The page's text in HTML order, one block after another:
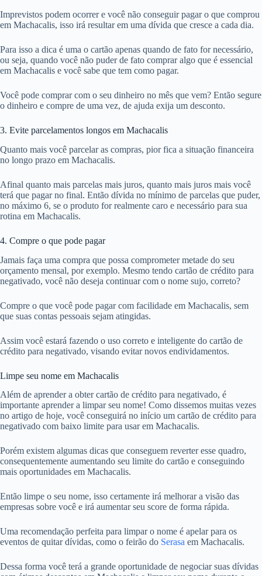
Imprevistos podem ocorrer e você não conseguir pagar o que comprou
em Machacalis, isso irá resultar em uma dívida que cresce a cada dia.
Para isso a dica é uma o cartão apenas quando de fato for necessário,
ou seja, quando você não puder de fato comprar algo que é essencial
em Machacalis e você sabe que tem como pagar.
Você pode comprar com o seu dinheiro no mês que vem? Então segure
o dinheiro e compre de uma vez, de ajuda exija um desconto.
3. Evite parcelamentos longos em Machacalis
Quanto mais você parcelar as compras, pior fica a situação financeira
no longo prazo em Machacalis.
Afinal quanto mais parcelas mais juros, quanto mais juros mais você
terá que pagar no final. Então dívida no mínimo de parcelas que puder,
no máximo 6, se o produto for realmente caro e necessário para sua
rotina em Machacalis.
4. Compre o que pode pagar
Jamais faça uma compra que possa comprometer metade do seu
orçamento mensal, por exemplo. Mesmo tendo cartão de crédito para
negativado, você não deseja continuar com o nome sujo, correto?
Compre o que você pode pagar com facilidade em Machacalis, sem
que suas contas pessoais sejam atingidas.
Assim você estará fazendo o uso correto e inteligente do cartão de
crédito para negativado, visando evitar novos endividamentos.
Limpe seu nome em Machacalis
Além de aprender a obter cartão de crédito para negativado, é
importante aprender a limpar seu nome! Como dissemos muitas vezes
no artigo de hoje, você conseguirá no início um cartão de crédito para
negativado com baixo limite para usar em Machacalis.
Porém existem algumas dicas que conseguem reverter esse quadro,
consequentemente aumentando seu limite do cartão e conseguindo
mais oportunidades em Machacalis.
Então limpe o seu nome, isso certamente irá melhorar a visão das
empresas sobre você e irá aumentar seu score de forma rápida.
Uma recomendação perfeita para limpar o nome é apelar para os
eventos de quitar dívidas, como o feirão do Serasa em Machacalis.
Dessa forma você terá a grande oportunidade de negociar suas dívidas